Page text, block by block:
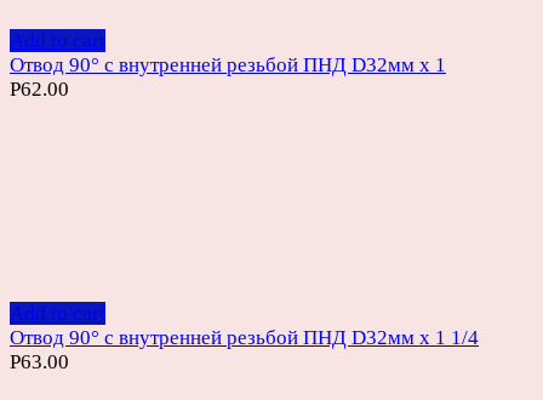
Add to cart
Отвод 90° с внутренней резьбой ПНД D32мм х 1
Р62.00
Add to cart
Отвод 90° с внутренней резьбой ПНД D32мм х 1 1/4
Р63.00